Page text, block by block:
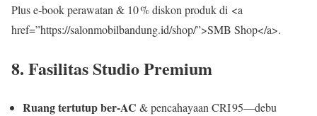
Plus e‑book perawatan & 10 % diskon produk di <a
href=”https://salonmobilbandung.id/shop/”>SMB Shop</a>.
8. Fasilitas Studio Premium
Ruang tertutup ber‑AC & pencahayaan CRI 95—debu